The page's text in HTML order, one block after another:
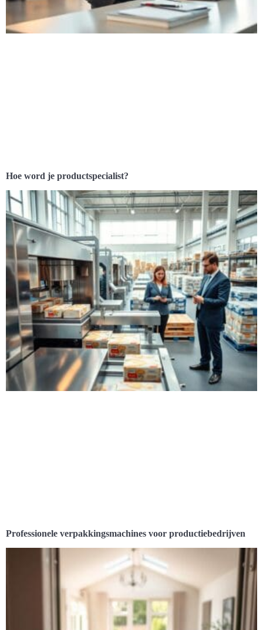
Hoe word je productspecialist?
Professionele verpakkingsmachines voor productiebedrijven